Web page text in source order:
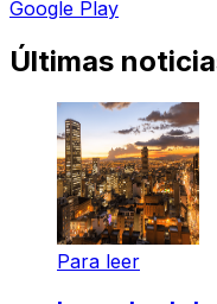
Google Play
Últimas
Para leer